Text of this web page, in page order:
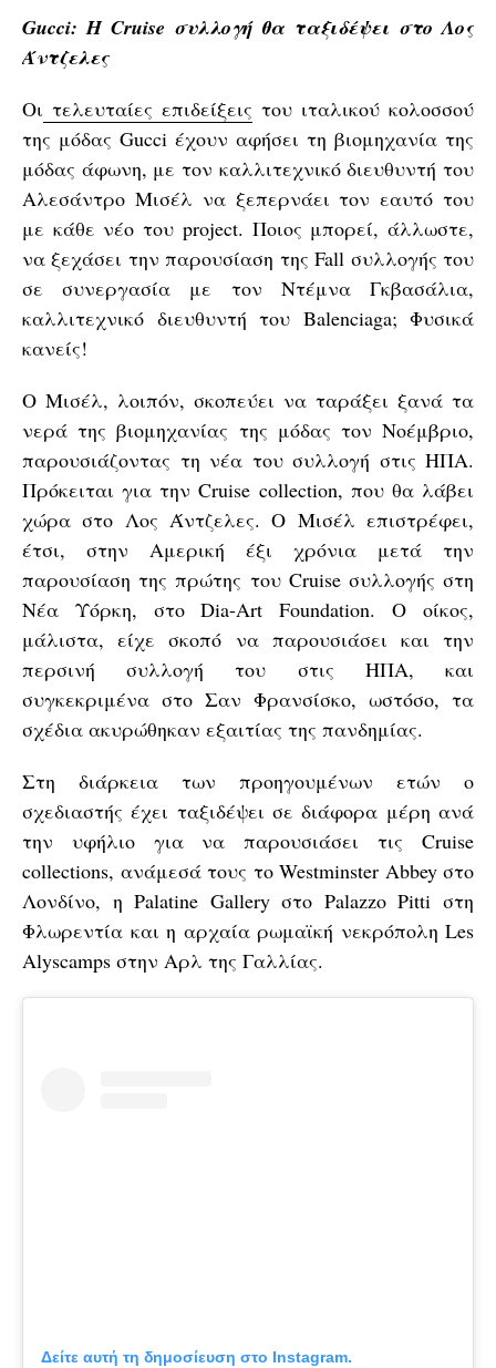
Gucci: Η Cruise συλλογή θα ταξιδέψει στο Λος
Άντζελες
Οι τελευταίες επιδείξεις του ιταλικού κολοσσού
της μόδας Gucci έχουν αφήσει τη βιομηχανία της
μόδας άφωνη, με τον καλλιτεχνικό διευθυντή του
Αλεσάντρο Μισέλ να ξεπερνάει τον εαυτό του
με κάθε νέο του project. Ποιος μπορεί, άλλωστε,
να ξεχάσει την παρουσίαση της Fall συλλογής του
σε συνεργασία με τον Ντέμνα Γκβασάλια,
καλλιτεχνικό διευθυντή του Balenciaga; Φυσικά
κανείς!
Ο Μισέλ, λοιπόν, σκοπεύει να ταράξει ξανά τα
νερά της βιομηχανίας της μόδας τον Νοέμβριο,
παρουσιάζοντας τη νέα του συλλογή στις ΗΠΑ.
Πρόκειται για την Cruise collection, που θα λάβει
χώρα στο Λος Άντζελες. Ο Μισέλ επιστρέφει,
έτσι, στην Αμερική έξι χρόνια μετά την
παρουσίαση της πρώτης του Cruise συλλογής στη
Νέα Υόρκη, στο Dia-Art Foundation. Ο οίκος,
μάλιστα, είχε σκοπό να παρουσιάσει και την
περσινή συλλογή του στις ΗΠΑ, και
συγκεκριμένα στο Σαν Φρανσίσκο, ωστόσο, τα
σχέδια ακυρώθηκαν εξαιτίας της πανδημίας.
Στη διάρκεια των προηγουμένων ετών ο
σχεδιαστής έχει ταξιδέψει σε διάφορα μέρη ανά
την υφήλιο για να παρουσιάσει τις Cruise
collections, ανάμεσά τους το Westminster Abbey στο
Λονδίνο, η Palatine Gallery στο Palazzo Pitti στη
Φλωρεντία και η αρχαία ρωμαϊκή νεκρόπολη Les
Alyscamps στην Αρλ της Γαλλίας.
Δείτε αυτή τη δημοσίευση στο Instagram.